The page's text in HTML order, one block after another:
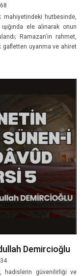
mahiyetindeki hutbesinde,
ele alınarak onun
Ramazan’ın rahmet,
gafletten uyanma ve ahiret
Demircioğlu
hadislerin güvenilirliği ve